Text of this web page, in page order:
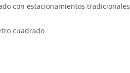
con estacionamientos tradicionales
cuadrado